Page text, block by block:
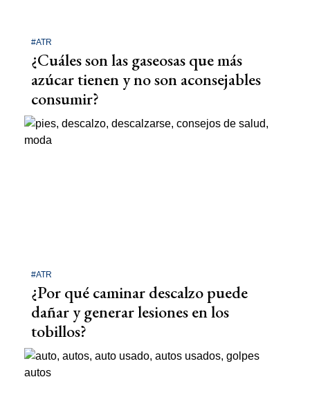
#ATR
¿Cuáles son las gaseosas que más
azúcar tienen y no son aconsejables
consumir?
#ATR
¿Por qué caminar descalzo puede
dañar y generar lesiones en los
tobillos?